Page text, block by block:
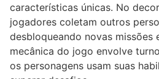
características únicas. No
jogadores coletam outros
desbloqueando novas missões
mecânica do jogo envolve
os personagens usam suas